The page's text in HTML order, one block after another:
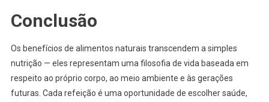
Conclusão
Os benefícios de alimentos naturais transcendem a simples
nutrição — eles representam uma filosofia de vida baseada em
respeito ao próprio corpo, ao meio ambiente e às gerações
futuras. Cada refeição é uma oportunidade de escolher saúde,